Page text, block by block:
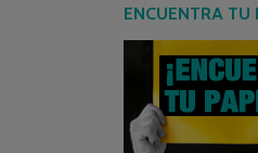
ENCUENTRA TU